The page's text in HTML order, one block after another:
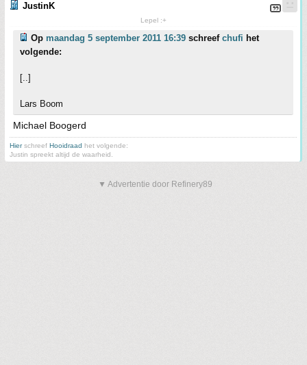
JustinK
Lepel :+
Op maandag 5 september 2011 16:39 schreef chufi het
volgende:
[..]
Lars Boom
Michael Boogerd
Hierschreef Hooidraad het volgende:
Justin spreekt altijd de waarheid.
▼ Advertentie door Refinery89